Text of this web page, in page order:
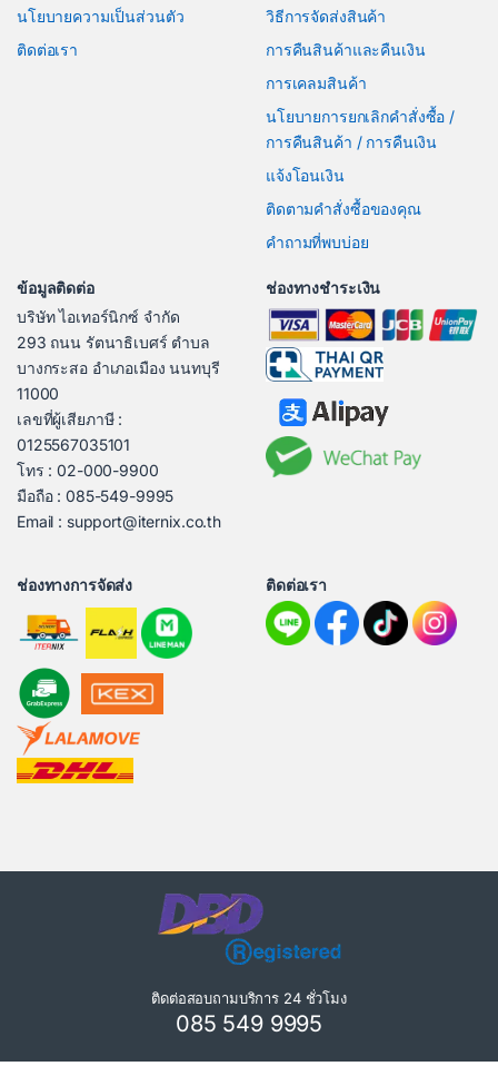
นโยบายความเป็นส่วนตัว
ติดต่อเรา
วิธีการจัดส่งสินค้า
การคืนสินค้าและคืนเงิน
การเคลมสินค้า
นโยบายการยกเลิกคำสั่งซื้อ /
การคืนสินค้า / การคืนเงิน
แจ้งโอนเงิน
ติดตามคำสั่งซื้อของคุณ
คำถามที่พบบ่อย
ข้อมูลติดต่อ
บริษัท ไอเทอร์นิกซ์ จำกัด
293 ถนน รัตนาธิเบศร์ ตำบล
บางกระสอ อำเภอเมือง นนทบุรี
11000
เลขที่ผู้เสียภาษี :
0125567035101
โทร : 02-000-9900
มือถือ : 085-549-9995
Email : support@iternix.co.th
ช่องทางชำระเงิน
ช่องทางการจัดส่ง ติดต่อเรา
ติดต่อสอบถามบริการ 24 ชั่วโมง
085 549 9995